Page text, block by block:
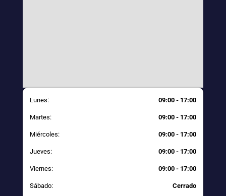
Lunes: 09:00 - 17:00
Martes: 09:00 - 17:00
Miércoles: 09:00 - 17:00
Jueves: 09:00 - 17:00
Viernes: 09:00 - 17:00
Sábado: Cerrado